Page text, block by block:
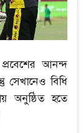
আনন্দ
সেখানেও বিধি
অনুষ্ঠিত হতে